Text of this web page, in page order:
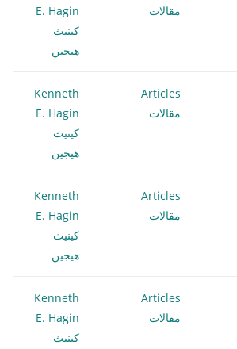
مقالات
E. Hagin
كينيث
هيجين
Articles
مقالات
Kenneth
E. Hagin
كينيث
هيجين
Articles
مقالات
Kenneth
E. Hagin
كينيث
هيجين
Articles
مقالات
Kenneth
E. Hagin
كينيث